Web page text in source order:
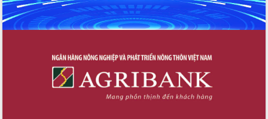
Chương trình “Gặp gỡ hữu nghị –
Friendship Meeting New Year 2026”
Đắk Lắk sẵn sàng các điều kiện cho
Ngày hội bầu cử đại biểu Quốc hội
khóa XVI và HĐND các cấp nhiệm kỳ